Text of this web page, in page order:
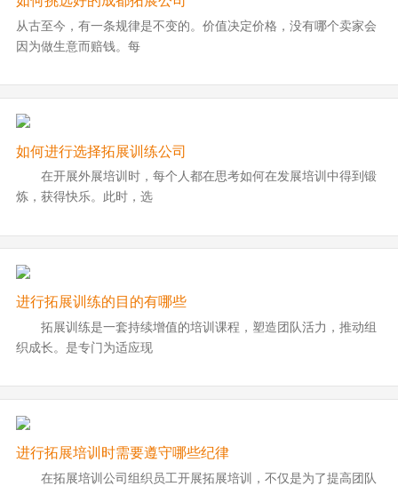
从古至今，有一条规律是不变的。价值决定价格，没有哪个卖家会
因为做生意而赔钱。每
如何进行选择拓展训练公司
在开展外展培训时，每个人都在思考如何在发展培训中得到锻
炼，获得快乐。此时，选
进行拓展训练的目的有哪些
拓展训练是一套持续增值的培训课程，塑造团队活力，推动组
织成长。是专门为适应现
进行拓展培训时需要遵守哪些纪律
在拓展培训公司组织员工开展拓展培训，不仅是为了提高团队